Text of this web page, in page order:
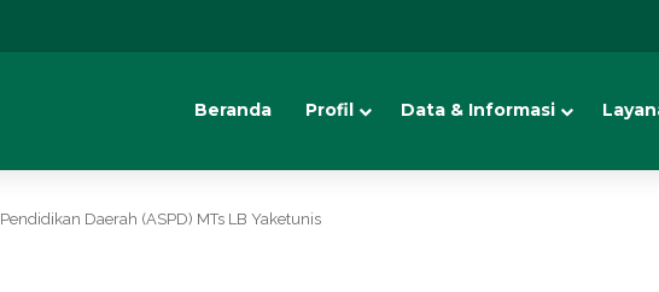
Beranda Profil Data & Informasi
Daerah (ASPD) MTs LB Yaketunis